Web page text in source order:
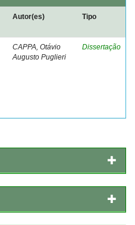
Autor(es) Tipo
CAPPA, Otávio
Augusto Puglieri
Dissertação